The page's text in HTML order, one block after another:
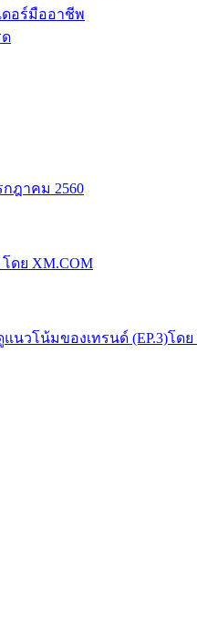
ดอร์มืออาชีพ
กฎาคม 2560
ดย XM.COM
วโน้มของเทรนด์ (EP.3)โดย